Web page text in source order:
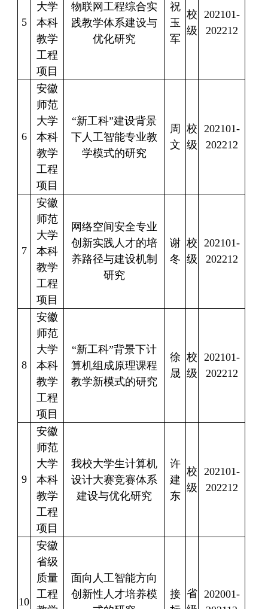
5
大学
本科
教学
工程
项目
物联网工程综合实
践教学体系建设与
优化研究
祝
玉
军
校
级
202101-
202212
6
安徽
师范
大学
本科
教学
工程
项目
“新工科”建设背景
下人工智能专业教
学模式的研究
周
文
校
级
202101-
202212
7
安徽
师范
大学
本科
教学
工程
项目
网络空间安全专业
创新实践人才的培
养路径与建设机制
研究
谢
冬
校
级
202101-
202212
8
安徽
师范
大学
本科
教学
工程
项目
“新工科”背景下计
算机组成原理课程
教学新模式的研究
徐
晟
校
级
202101-
202212
9
安徽
师范
大学
本科
教学
工程
项目
我校大学生计算机
设计大赛竞赛体系
建设与优化研究
许
建
东
校
级
202101-
202212
10
安徽
省级
质量
工程
面向人工智能方向
创新性人才培养模
接 省 202001-